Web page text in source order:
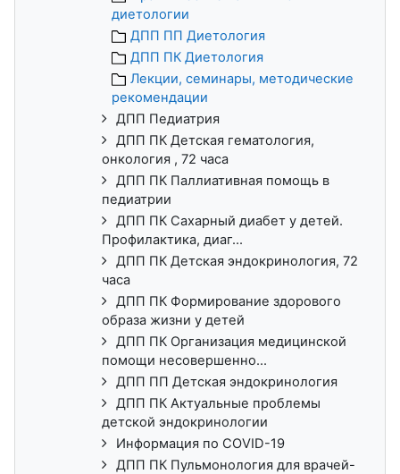
диетологии
ДПП ПП Диетология
ДПП ПК Диетология
Лекции, семинары, методические
рекомендации
ДПП Педиатрия
ДПП ПК Детская гематология,
онкология , 72 часа
ДПП ПК Паллиативная помощь в
педиатрии
ДПП ПК Сахарный диабет у детей.
Профилактика, диаг...
ДПП ПК Детская эндокринология, 72
часа
ДПП ПК Формирование здорового
образа жизни у детей
ДПП ПК Организация медицинской
помощи несовершенно...
ДПП ПП Детская эндокринология
ДПП ПК Актуальные проблемы
детской эндокринологии
Информация по COVID-19
ДПП ПК Пульмонология для врачей-